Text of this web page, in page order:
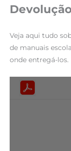
Veja aqui tudo
de manuais
onde entregá-los.